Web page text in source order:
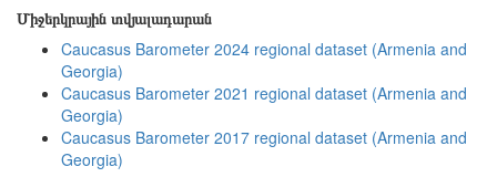
Միջերկրային տվյալադարան
Caucasus Barometer 2024 regional dataset (Armenia and
Georgia)
Caucasus Barometer 2021 regional dataset (Armenia and
Georgia)
Caucasus Barometer 2017 regional dataset (Armenia and
Georgia)